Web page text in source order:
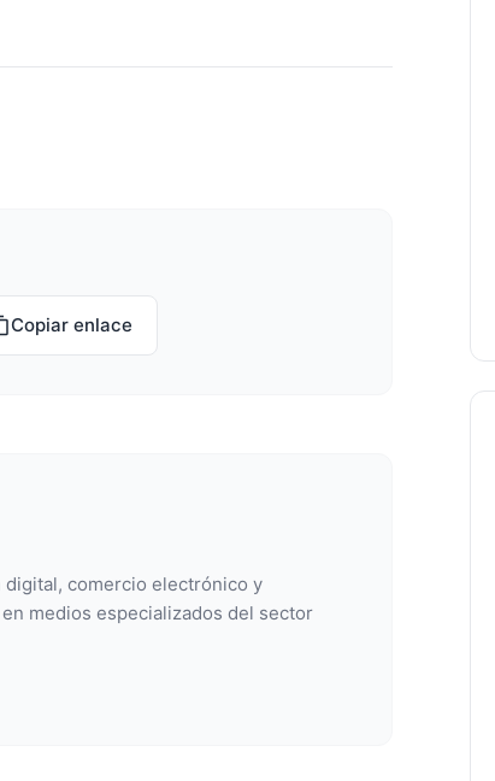
Copiar enlace
digital, comercio electrónico y
medios especializados del sector